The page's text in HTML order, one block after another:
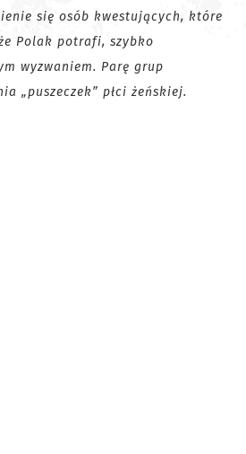
się osób kwestujących, które
Polak potrafi, szybko
wyzwaniem. Parę grup
„puszeczek” płci żeńskiej.